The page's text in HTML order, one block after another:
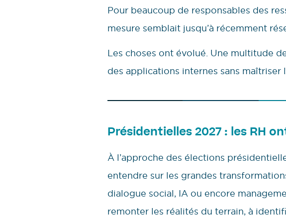
Pour beaucoup de responsables des
mesure semblait jusqu’à récemment
Les choses ont évolué. Une multitude
des applications internes sans
Présidentielles 2027 : les RH
À l’approche des élections
entendre sur les grandes
dialogue social, IA ou encore
remonter les réalités du terrain, à